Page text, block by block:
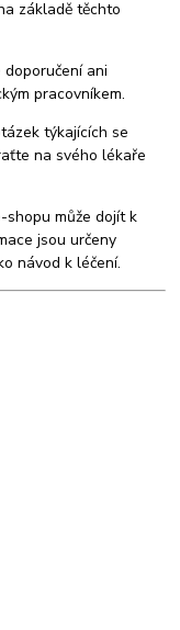
základě těchto
ani
pracovníkem.
týkajících se
na svého lékaře
může dojít k
jsou určeny
návod k léčení.